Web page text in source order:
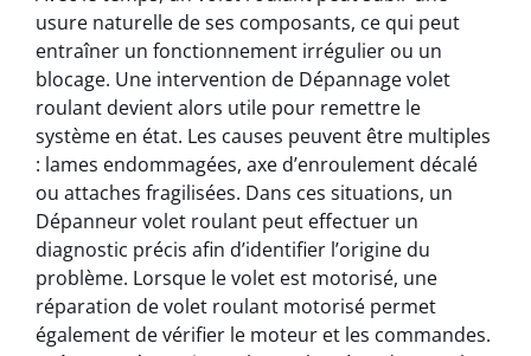
usure naturelle de ses composants, ce qui peut
entraîner un fonctionnement irrégulier ou un
blocage. Une intervention de Dépannage volet
roulant devient alors utile pour remettre le
système en état. Les causes peuvent être multiples
: lames endommagées, axe d’enroulement décalé
ou attaches fragilisées. Dans ces situations, un
Dépanneur volet roulant peut effectuer un
diagnostic précis afin d’identifier l’origine du
problème. Lorsque le volet est motorisé, une
réparation de volet roulant motorisé permet
également de vérifier le moteur et les commandes.